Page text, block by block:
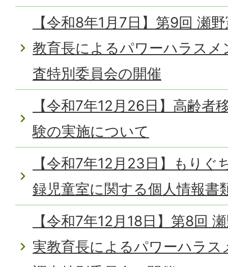
【令和8年1月7日】第9回 瀬
教育長によるパワーハラス
査特別委員会の開催
【令和7年12月26日】高齢者
験の実施について
【令和7年12月23日】もりぐ
録児童室に関する個人情報書
【令和7年12月18日】第8回
実教育長によるパワーハラ